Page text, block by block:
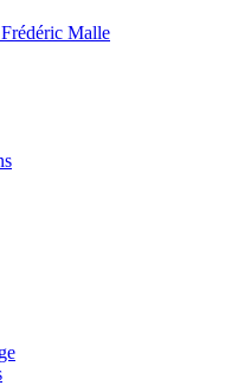
Malle